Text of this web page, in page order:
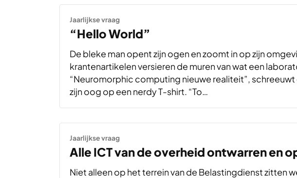
Jaarlijkse vraag
“Hello World”
De bleke man opent zijn ogen en zoomt in op zijn
krantenartikelen versieren de muren van wat een
“Neuromorphic computing nieuwe realiteit”, schreeuwt
zijn oog op een nerdy T-shirt. “To…
Jaarlijkse vraag
Alle ICT van de overheid ontwarren en
Niet alleen op het terrein van de Belastingdienst zitten